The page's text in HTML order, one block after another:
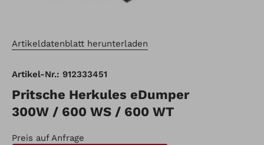
Artikeldatenblatt herunterladen
Artikel-Nr.: 912333451
Pritsche Herkules eDumper
300W / 600 WS / 600 WT
Preis auf Anfrage